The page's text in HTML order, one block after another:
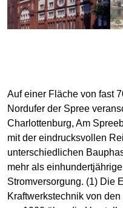
Auf einer Fläche von fast
Nordufer der Spree
Charlottenburg, Am
mit der eindrucksvollen
unterschiedlichen
mehr als
Stromversorgung. (1) Die
Kraftwerkstechnik von